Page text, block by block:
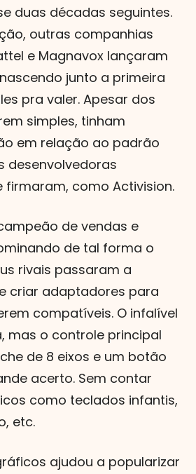
duas décadas seguintes.
outras companhias
e Magnavox lançaram
junto a primeira
pra valer. Apesar dos
simples, tinham
em relação ao padrão
desenvolvedoras
firmaram, como Activision.
de vendas e
de tal forma o
rivais passaram a
criar adaptadores para
compatíveis. O infalível
mas o controle principal
de 8 eixos e um botão
acerto. Sem contar
como teclados infantis,
etc.
ajudou a popularizar